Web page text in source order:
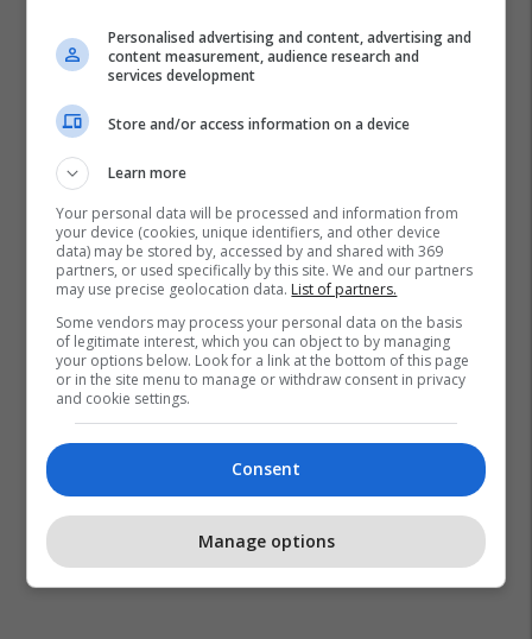
Personalised advertising and content, advertising and
content measurement, audience research and
services development
Store and/or access information on a device
Learn more
Your personal data will be processed and information from
your device (cookies, unique identifiers, and other device
data) may be stored by, accessed by and shared with 369
partners, or used specifically by this site. We and our partners
may use precise geolocation data. List of partners.
Some vendors may process your personal data on the basis
of legitimate interest, which you can object to by managing
your options below. Look for a link at the bottom of this page
or in the site menu to manage or withdraw consent in privacy
and cookie settings.
Consent
Manage options